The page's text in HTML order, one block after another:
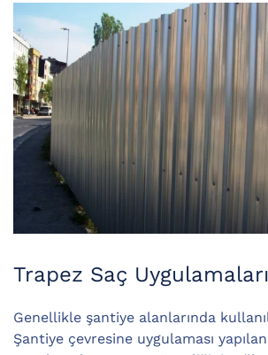
Trapez Saç Uygulamaları
Genellikle şantiye alanlarında
Şantiye çevresine uygulaması